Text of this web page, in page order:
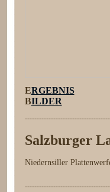
ERGEBNIS
BILDER
Salzburger
Niedernsiller